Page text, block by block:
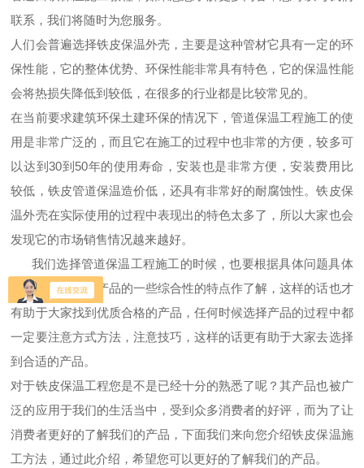
联系，我们将随时为您服务。
人们会普遍选择铁皮保温外壳，主要是这种管材它具有一定的环
保性能，它的整体优势、环保性能非常具有特色，它的保温性能
会将热损失降低到较低，在很多的行业都是比较常见的。
在当前要求建筑环保土建环保的情况下，管道保温工程施工的使
用是非常广泛的，而且它在施工的过程中也非常的方便，较多可
以达到30到50年的使用寿命，安装也是非常方便，安装费用比
较低，铁皮管道保温造价低，还具有非常好的耐腐蚀性。铁皮保
温外壳在实际使用的过程中表现出的特色太多了，所以大家也会
发现它的市场销售情况越来越好。
我们选择管道保温工程施工的时候，也要根据具体问题具体
分析，去对这种产品的一些综合性的特点作了解，这样的话也才
有助于大家找到优质合格的产品，任何时候选择产品的过程中都
一定要注意方式方法，注意技巧，这样的话更有助于大家去选择
到合适的产品。
对于铁皮保温工程您是不是已经十分的熟悉了呢？其产品也被广
泛的应用于我们的生活当中，受到众多消费者的好评，而为了让
消费者更好的了解我们的产品，下面我们来向您介绍铁皮保温施
工方法，通过此介绍，希望您可以更好的了解我们的产品。